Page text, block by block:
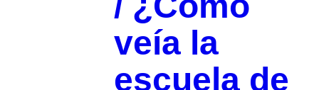
veía la
escuela de